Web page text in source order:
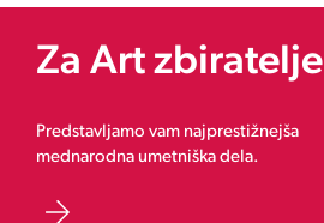
Za Art zbiratelje
Predstavljamo vam najprestižnejša
mednarodna umetniška dela.